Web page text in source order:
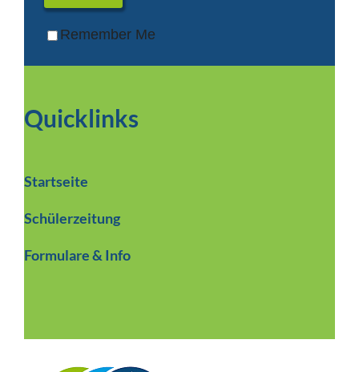
Remember Me
Quicklinks
Startseite
Schülerzeitung
Formulare & Info